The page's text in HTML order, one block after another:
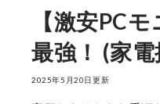
【激安PC
最強！ (家
2025年5月20日更新